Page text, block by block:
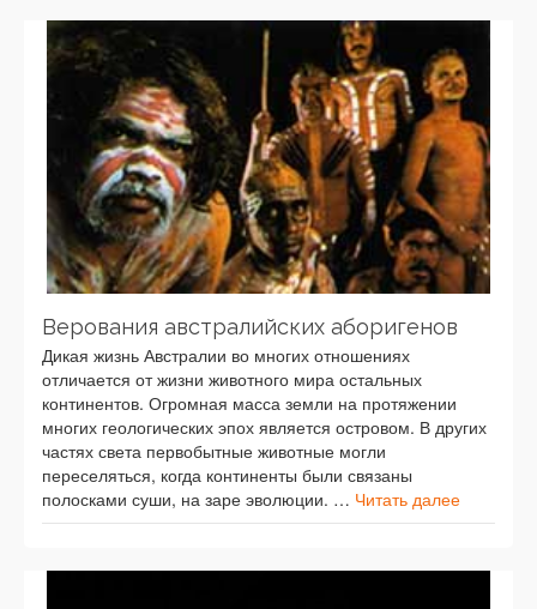
Верования австралийских аборигенов
Дикая жизнь Австралии во многих отношениях
отличается от жизни животного мира остальных
континентов. Огромная масса земли на протяжении
многих геологических эпох является островом. В других
частях света первобытные животные могли
переселяться, когда континенты были связаны
полосками суши, на заре эволюции. … Читать далее